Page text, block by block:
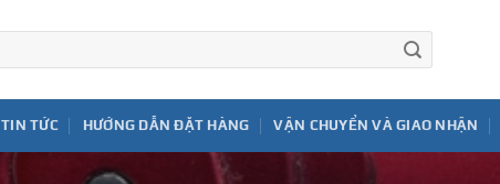
TIN TỨC HƯỚNG DẪN ĐẶT HÀNG VẬN CHUYỂN VÀ GIAO NHẬN